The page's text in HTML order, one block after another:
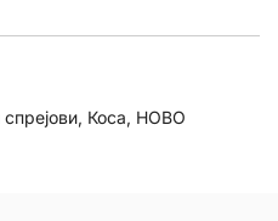
количина
, Коса, НОВО